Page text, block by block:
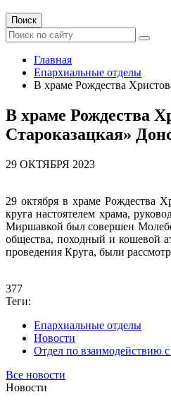
Поиск
Главная
Епархиальные отделы
В храме Рождества
В храме Рождества
Староказацкая»
29 ОКТЯБРЯ 2023
29 октября в храме Рождества
круга настоятелем храма,
Миршавкой был совершен
общества, походный и кошевой
проведения Круга, были
377
Теги:
Епархиальные отделы
Новости
Отдел по взаимодействию с
Все новости
Новости